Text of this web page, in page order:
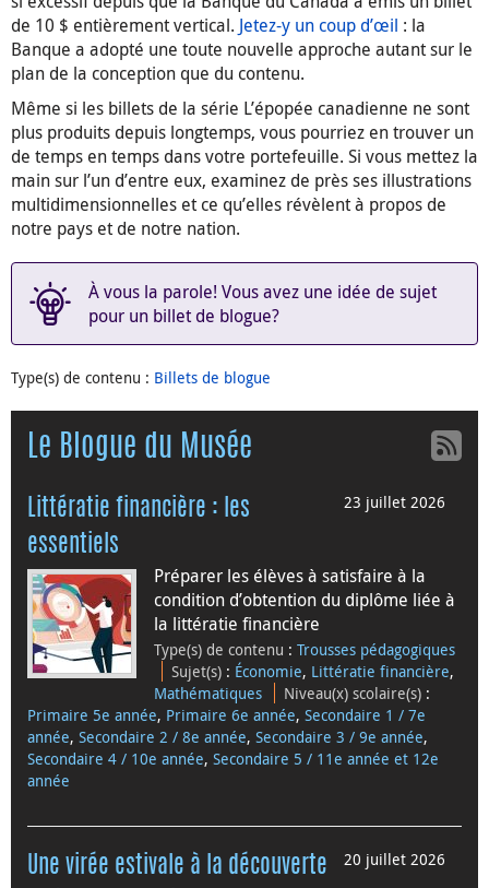
de 10 $ entièrement vertical. Jetez-y un coup d’œil : la
Banque a adopté une toute nouvelle approche autant sur le
plan de la conception que du contenu.
Même si les billets de la série L’épopée canadienne ne sont
plus produits depuis longtemps, vous pourriez en trouver un
de temps en temps dans votre portefeuille. Si vous mettez la
main sur l’un d’entre eux, examinez de près ses illustrations
multidimensionnelles et ce qu’elles révèlent à propos de
notre pays et de notre nation.
À vous la parole! Vous avez une idée de sujet
pour un billet de blogue?
Type(s) de contenu : Billets de blogue
Le Blogue du Musée
23 juillet 2026
Littératie financière : les
essentiels
Préparer les élèves à satisfaire à la
condition d’obtention du diplôme liée à
la littératie financière
Type(s) de contenu : Trousses pédagogiques
Sujet(s) : Économie, Littératie financière,
Mathématiques
Niveau(x) scolaire(s) :
Primaire 5e année, Primaire 6e année, Secondaire 1 / 7e
année, Secondaire 2 / 8e année, Secondaire 3 / 9e année,
Secondaire 4 / 10e année, Secondaire 5 / 11e année et 12e
année
20 juillet 2026
Une virée estivale à la découverte